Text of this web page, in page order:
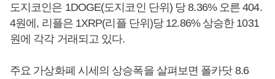
도지코인은 1DOGE(도지코인 단위) 당 8.36% 오른 404.
4원에, 리플은 1XRP(리플 단위)당 12.86% 상승한 1031
원에 각각 거래되고 있다.
주요 가상화폐 시세의 상승폭을 살펴보면 폴카닷 8.6